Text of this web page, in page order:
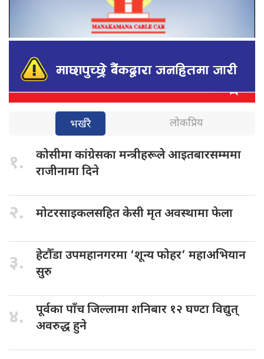
भर्खरै लोकप्रिय
१. कोसीमा कांग्रेसकामन्त्रीहरूले आइतबारसम्ममा
राजीनामा दिने
२. मोटरसाइकलसहित केसीमृत अवस्थामा फेला
३. हेटौँडा उपमहानगरमा ‘शून्य फोहर’ महाअभियान
सुरु
४. पूर्वका पाँचजिल्लामा शनिबार १२ घण्टा विद्युत्
अवरुद्ध हुने